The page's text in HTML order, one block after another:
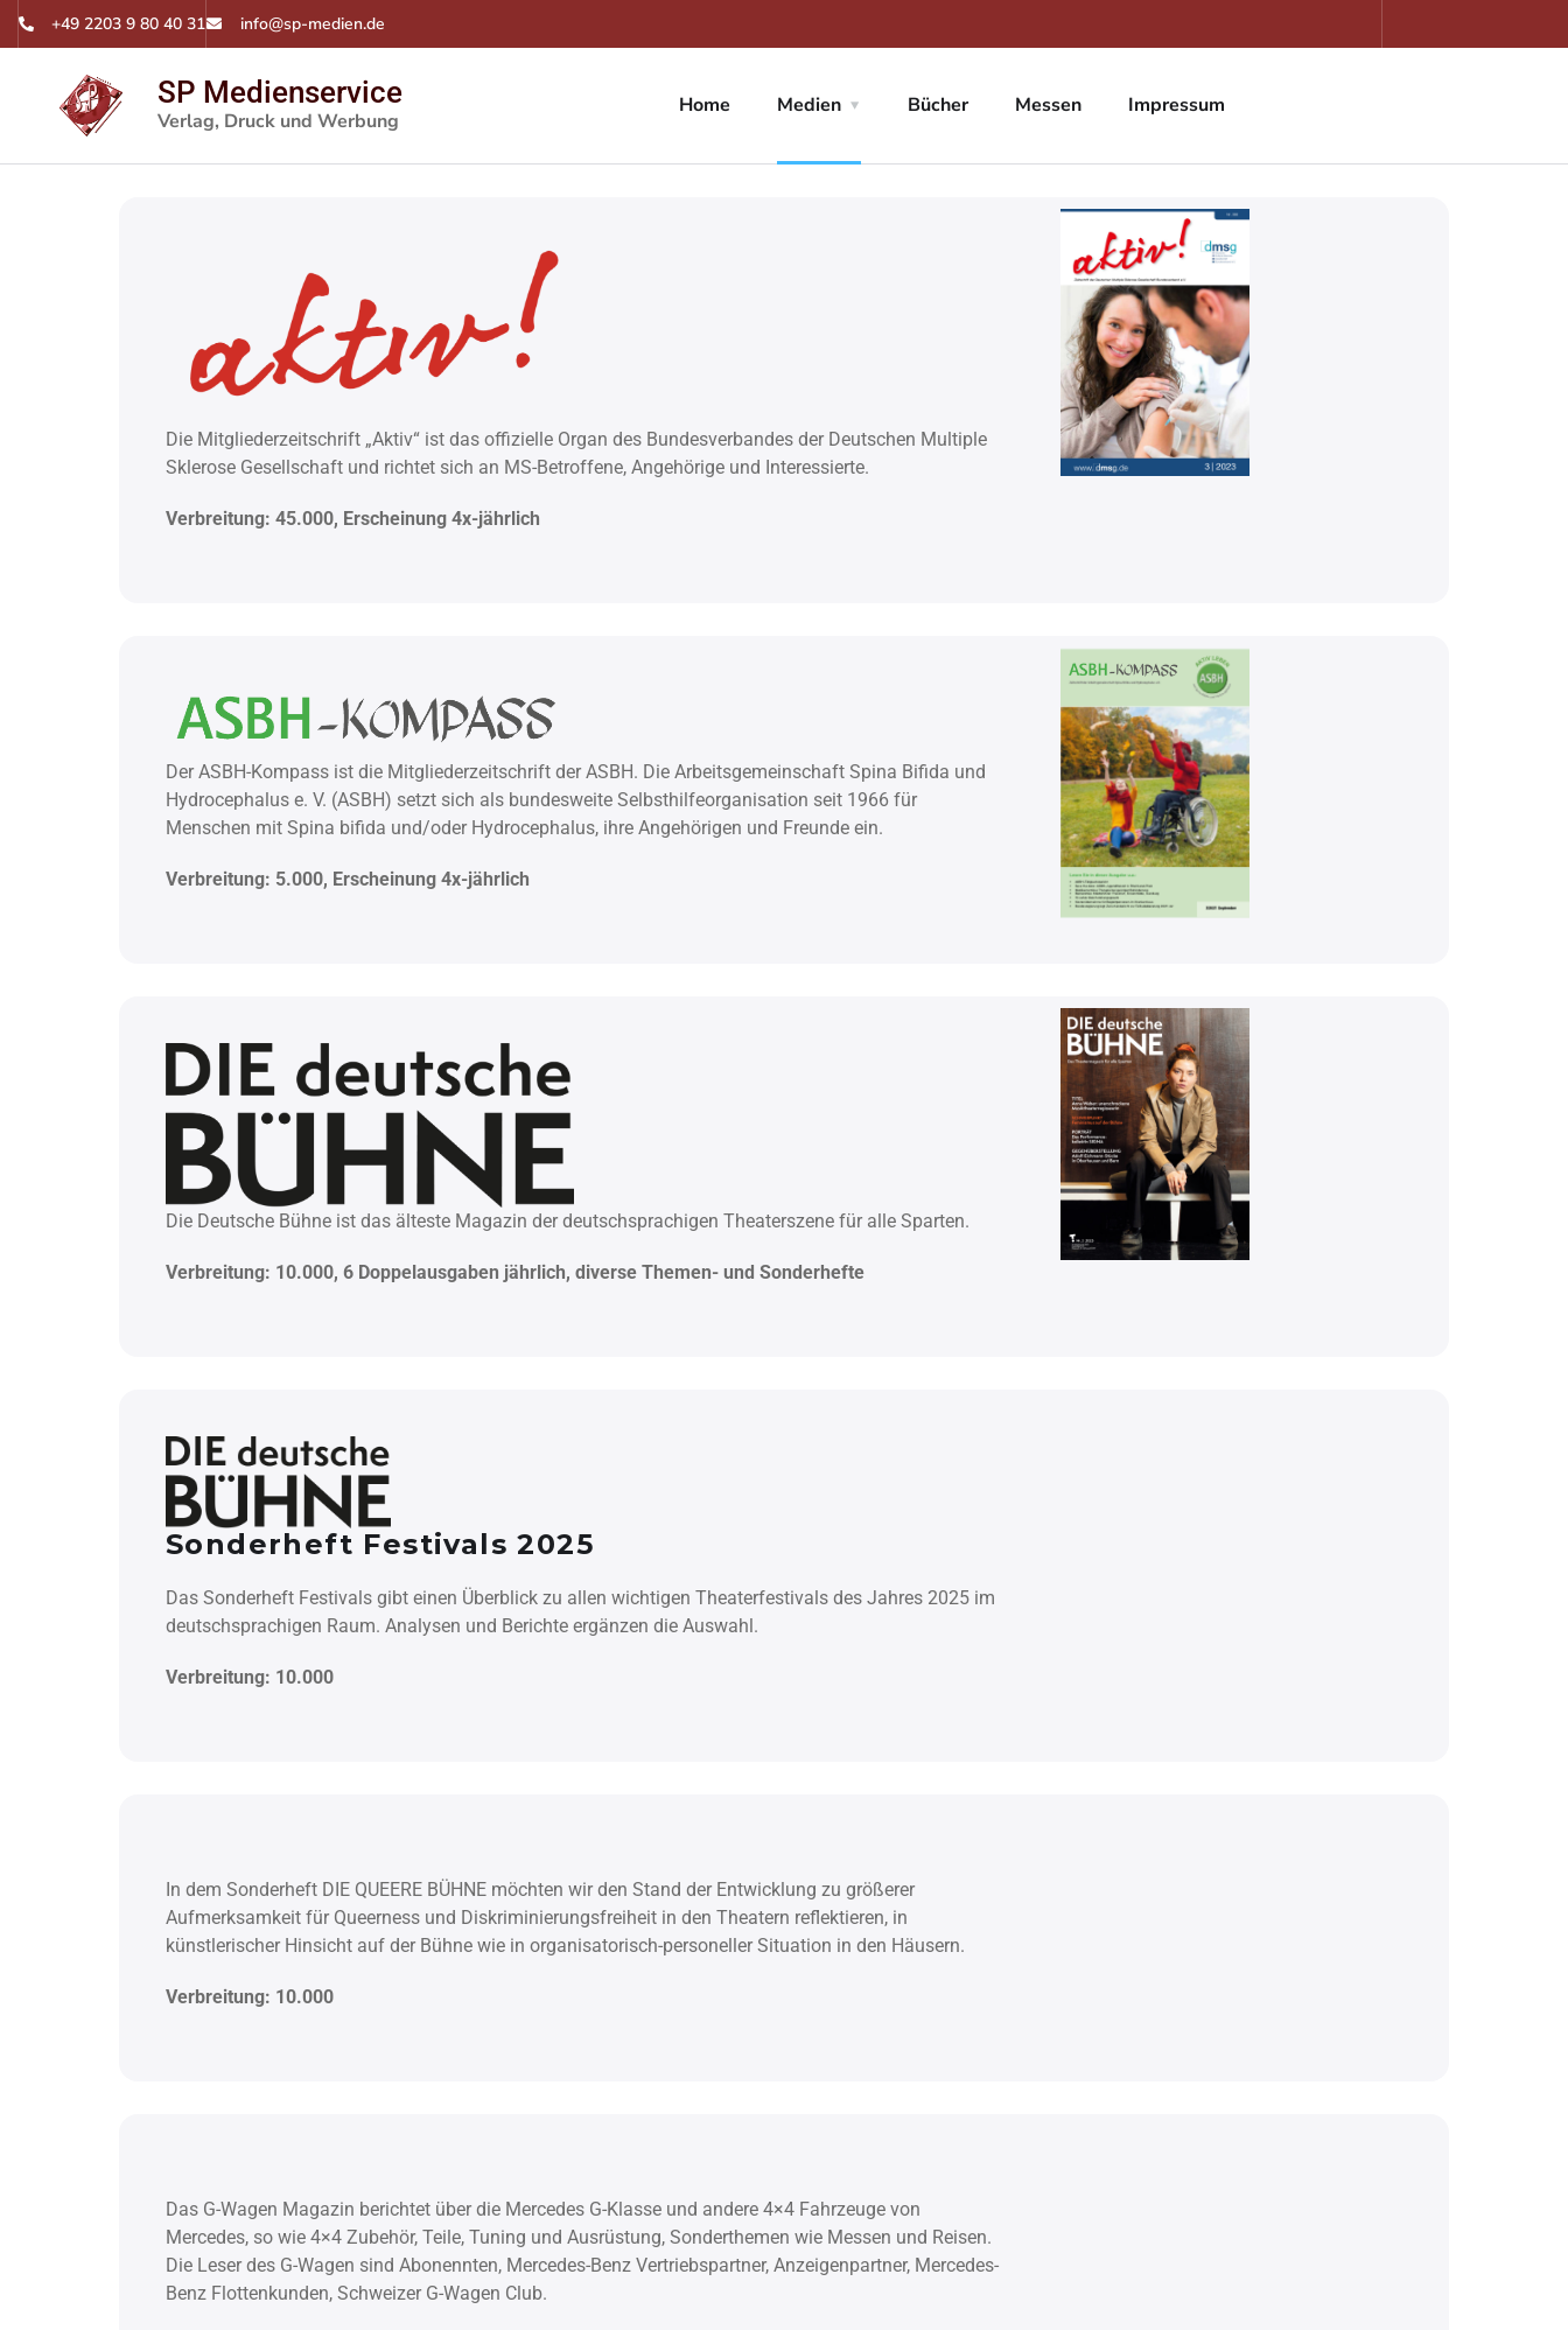
+49 2203 9 80 40 31 info@sp-medien.de
SP Medienservice
Verlag, Druck und Werbung
Home Medien Bücher Messen Impressum
Die Mitgliederzeitschrift „Aktiv“ ist das offizielle Organ des Bundesverbandes der Deutschen Multiple
Sklerose Gesellschaft und richtet sich an MS-Betroffene, Angehörige und Interessierte.
Verbreitung: 45.000, Erscheinung 4x-jährlich
Der ASBH-Kompass ist die Mitgliederzeitschrift der ASBH. Die Arbeitsgemeinschaft Spina Bifida und
Hydrocephalus e. V. (ASBH) setzt sich als bundesweite Selbsthilfeorganisation seit 1966 für
Menschen mit Spina bifida und/oder Hydrocephalus, ihre Angehörigen und Freunde ein.
Verbreitung: 5.000, Erscheinung 4x-jährlich
Die Deutsche Bühne ist das älteste Magazin der deutschsprachigen Theaterszene für alle Sparten.
Verbreitung: 10.000, 6 Doppelausgaben jährlich, diverse Themen- und Sonderhefte
Sonderheft Festivals 2025
Das Sonderheft Festivals gibt einen Überblick zu allen wichtigen Theaterfestivals des Jahres 2025 im
deutschsprachigen Raum. Analysen und Berichte ergänzen die Auswahl.
Verbreitung: 10.000
In dem Sonderheft DIE QUEERE BÜHNE möchten wir den Stand der Entwicklung zu größerer
Aufmerksamkeit für Queerness und Diskriminierungsfreiheit in den Theatern reflektieren, in
künstlerischer Hinsicht auf der Bühne wie in organisatorisch-personeller Situation in den Häusern.
Verbreitung: 10.000
Das G-Wagen Magazin berichtet über die Mercedes G-Klasse und andere 4×4 Fahrzeuge von
Mercedes, so wie 4×4 Zubehör, Teile, Tuning und Ausrüstung, Sonderthemen wie Messen und Reisen.
Die Leser des G-Wagen sind Abonennten, Mercedes-Benz Vertriebspartner, Anzeigenpartner, Mercedes-
Benz Flottenkunden, Schweizer G-Wagen Club.